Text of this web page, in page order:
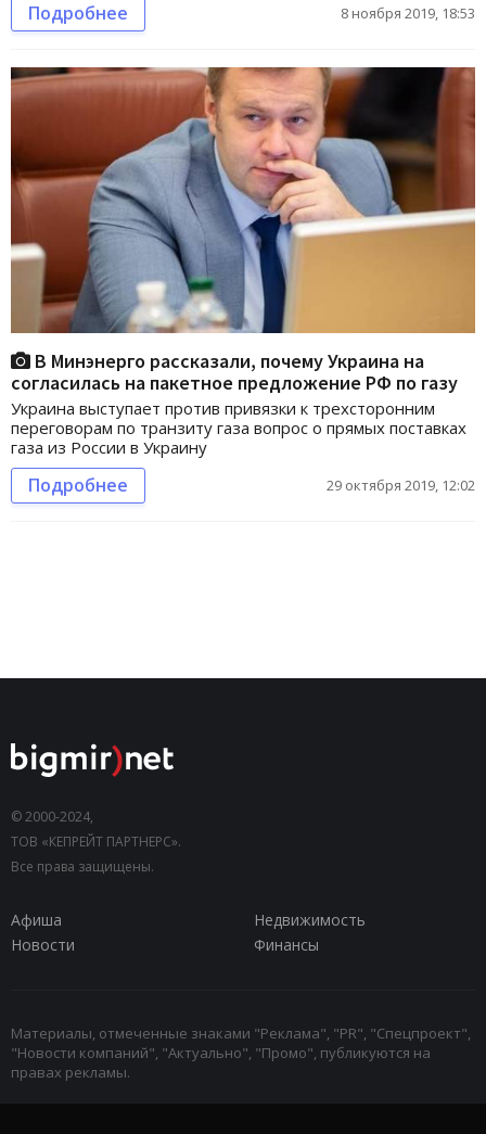
Подробнее 8 ноября 2019, 18:53
В Минэнерго рассказали, почему Украина на
согласилась на пакетное предложение РФ по газу
Украина выступает против привязки к трехсторонним
переговорам по транзиту газа вопрос о прямых поставках
газа из России в Украину
Подробнее 29 октября 2019, 12:02
© 2000-2024,
ТОВ «КЕПРЕЙТ ПАРТНЕРС».
Все права защищены.
Афиша
Недвижимость
Новости
Финансы
Материалы, отмеченные знаками "Реклама", "PR", "Спецпроект",
"Новости компаний", "Актуально", "Промо", публикуются на
правах рекламы.